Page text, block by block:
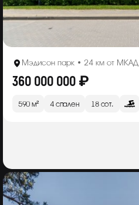
Мэдисон парк • 24 км от МКАД
360 000 000 ₽
590 м² 4 спален 18 сот.